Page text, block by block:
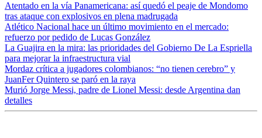
Atentado en la vía Panamericana: así quedó el peaje de Mondomo
tras ataque con explosivos en plena madrugada
Atlético Nacional hace un último movimiento en el mercado:
refuerzo por pedido de Lucas González
La Guajira en la mira: las prioridades del Gobierno De La Espriella
para mejorar la infraestructura vial
Mordaz crítica a jugadores colombianos: “no tienen cerebro” y
JuanFer Quintero se paró en la raya
Murió Jorge Messi, padre de Lionel Messi: desde Argentina dan
detalles